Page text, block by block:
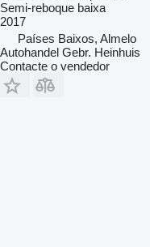
Semi-reboque baixa
2017
Países Baixos, Almelo
Autohandel Gebr. Heinhuis
Contacte o vendedor